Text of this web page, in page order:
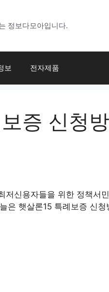
정보다모아입니다.
보 전자제품
증 신청
저신용자들을 위한 정책
은 햇살론15 특례보증 신